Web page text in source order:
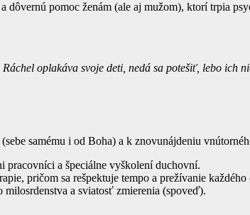
pomoc ženám (ale aj mužom), ktorí trpia
oplakáva svoje deti, nedá sa potešiť, lebo ich
samému i od Boha) a k znovunájdeniu
pracovníci a špeciálne vyškolení duchovní.
pričom sa rešpektuje tempo a prežívanie každého
a sviatosť zmierenia (spoveď).